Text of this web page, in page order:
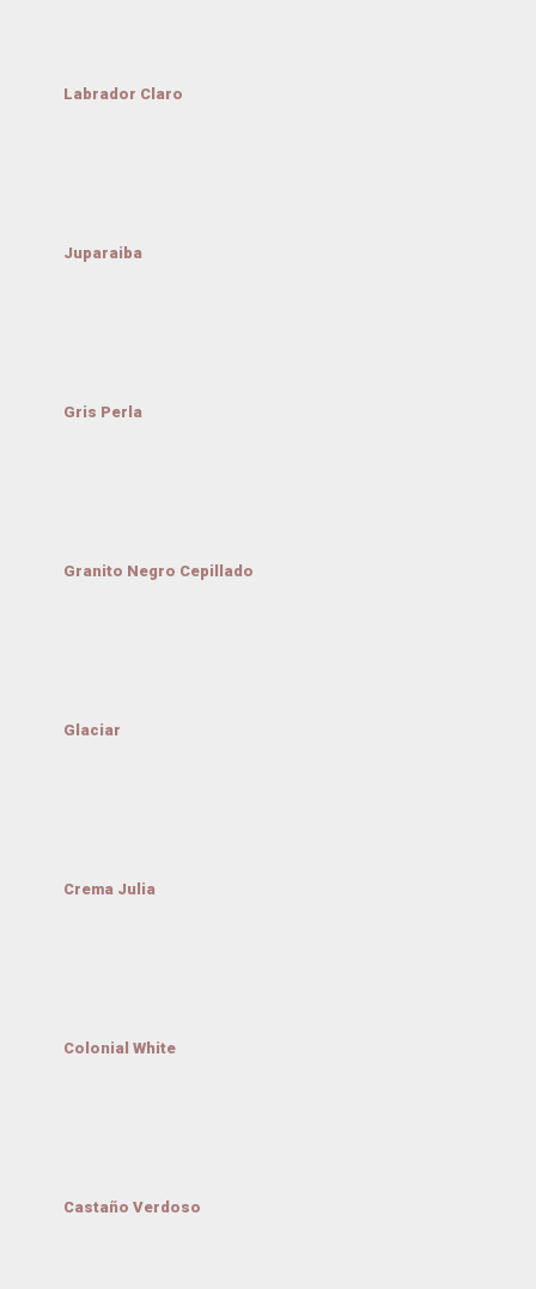
Labrador Claro
Juparaiba
Gris Perla
Granito Negro Cepillado
Glaciar
Crema Julia
Colonial White
Castaño Verdoso